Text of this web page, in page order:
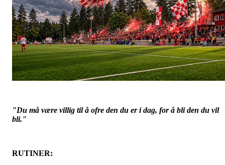
"Du må være villig til å ofre den du er i dag, for å bli den du vil
bli."
RUTINER: